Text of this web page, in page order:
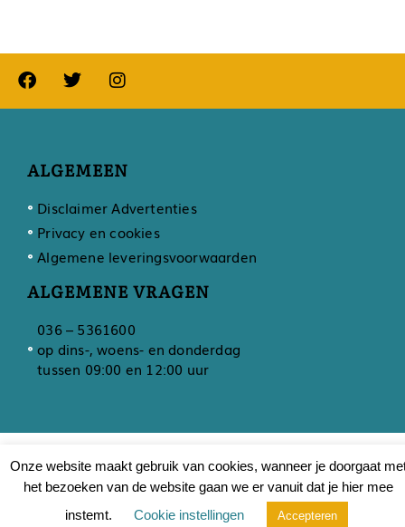
ALGEMEEN
Disclaimer Advertenties
Privacy en cookies
Algemene leveringsvoorwaarden
ALGEMENE VRAGEN
036 – 5361600
op dins-, woens- en donderdag
tussen 09:00 en 12:00 uur
Onze website maakt gebruik van cookies, wanneer je doorgaat
het bezoeken van de website gaan we er vanuit dat je hier mee
instemt.
Cookie instellingen Accepteren